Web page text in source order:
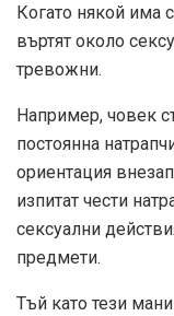
Когато някой има
въртят около
тревожни.
Например, човек
постоянна
ориентация
изпитат чести
сексуални
предмети.
Тъй като тези